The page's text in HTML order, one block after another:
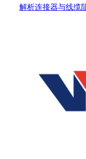
解析连接器与线缆